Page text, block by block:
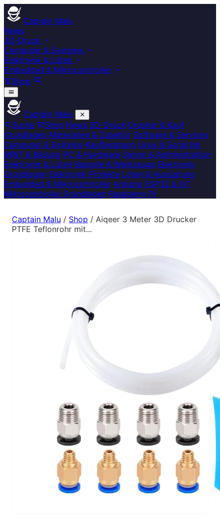
Captain Malu
News
3D-Druck
Computer & Systeme
Elektronik & Löten
Embedded & Mikrocontroller
Shop
Captain Malu
Suche
Shop News 3D-Druck Drucker & Kauf
Grundlagen Materialien & Zubehör Software & Services
Computer & Systeme Kaufberatung Linux & Scripting
MINT & Bildung PC & Hardware Server & Administration
Elektronik & Löten Bauteile & Werkzeuge Elektronik
Grundlagen Elektronik Projekte Löten & Ausrüstung
Embedded & Mikrocontroller Arduino ESP32 & IoT
Mikrocontroller Grundlagen Raspberry Pi
Captain Malu / Shop / Aiqeer 3 Meter 3D Drucker
PTFE Teflonrohr mit...